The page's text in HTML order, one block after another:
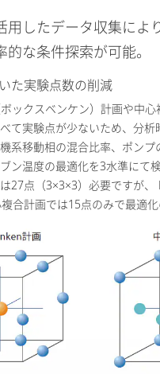
用したデータ収集によ
な条件探索が可能。
た実験点数の削減
ックスベンケン）計画や中
て実験点が少ないため、分析
系移動相の混合比率、ポンプ
ン温度の最適化を3水準にて
27点（3×3×3）必要ですが、
合計画では15点のみで最適化